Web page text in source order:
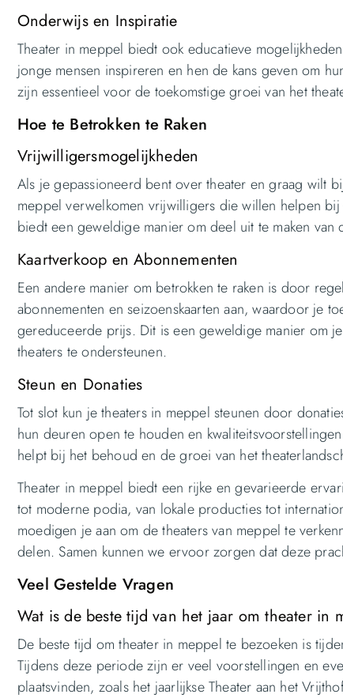
Onderwijs en Inspiratie
Theater in meppel biedt ook educatieve
jonge mensen inspireren en hen de kans geven om
zijn essentieel voor de toekomstige groei van het
Hoe te Betrokken te Raken
Vrijwilligersmogelijkheden
Als je gepassioneerd bent over theater en graag wilt
meppel verwelkomen vrijwilligers die willen helpen
biedt een geweldige manier om deel uit te maken
Kaartverkoop en Abonnementen
Een andere manier om betrokken te raken is door
abonnementen en seizoenskaarten aan, waardoor je
gereduceerde prijs. Dit is een geweldige manier om
theaters te ondersteunen.
Steun en Donaties
Tot slot kun je theaters in meppel steunen door
hun deuren open te houden en
helpt bij het behoud en de groei van het
Theater in meppel biedt een rijke en gevarieerde
tot moderne podia, van lokale producties tot
moedigen je aan om de theaters van meppel te
delen. Samen kunnen we ervoor zorgen dat deze
Veel Gestelde Vragen
Wat is de beste tijd van het jaar om theater in
De beste tijd om theater in meppel te bezoeken is
Tijdens deze periode zijn er veel voorstellingen en
plaatsvinden, zoals het jaarlijkse Theater aan het